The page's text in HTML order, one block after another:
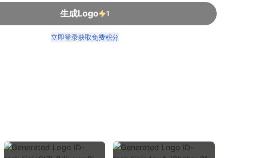
生成Logo 1
立即登录获取免费积分